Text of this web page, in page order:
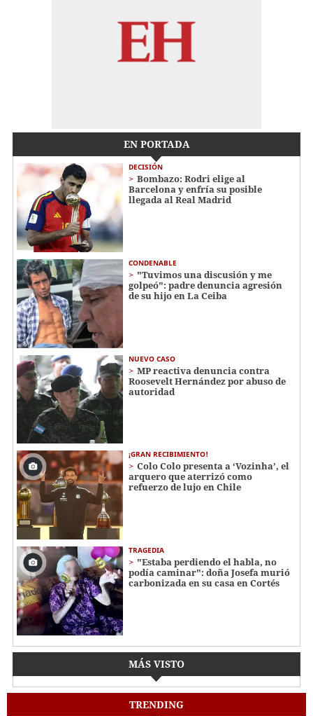
EN PORTADA
DECISIÓN
Bombazo: Rodri elige al
Barcelona y enfría su posible
llegada al Real Madrid
CONDENABLE
"Tuvimos una discusión y me
golpeó": padre denuncia agresión
de su hijo en La Ceiba
NUEVO CASO
MP reactiva denuncia contra
Roosevelt Hernández por abuso de
autoridad
¡GRAN RECIBIMIENTO!
Colo Colo presenta a ‘Vozinha’, el
arquero que aterrizó como
refuerzo de lujo en Chile
TRAGEDIA
"Estaba perdiendo el habla, no
podía caminar": doña Josefa murió
carbonizada en su casa en Cortés
MÁS VISTO
TRENDING